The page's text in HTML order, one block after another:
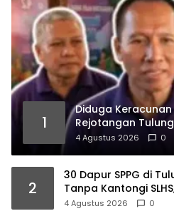
1
Diduga Keracunan
Rejotangan
Gangguan
4 Agustus 2026 0
2
30 Dapur SPPG di
Tanpa Kantongi
Percepatan Izin
4 Agustus 2026 0